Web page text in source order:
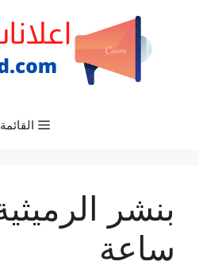
القائمة
ساعة